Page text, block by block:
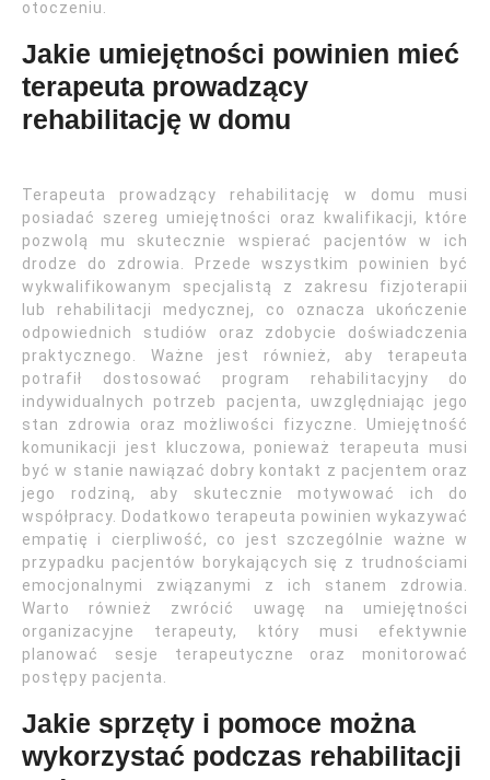
otoczeniu.
Jakie umiejętności powinien mieć
terapeuta prowadzący
rehabilitację w domu
Terapeuta prowadzący rehabilitację w domu musi
posiadać szereg umiejętności oraz kwalifikacji, które
pozwolą mu skutecznie wspierać pacjentów w ich
drodze do zdrowia. Przede wszystkim powinien być
wykwalifikowanym specjalistą z zakresu fizjoterapii
lub rehabilitacji medycznej, co oznacza ukończenie
odpowiednich studiów oraz zdobycie doświadczenia
praktycznego. Ważne jest również, aby terapeuta
potrafił dostosować program rehabilitacyjny do
indywidualnych potrzeb pacjenta, uwzględniając jego
stan zdrowia oraz możliwości fizyczne. Umiejętność
komunikacji jest kluczowa, ponieważ terapeuta musi
być w stanie nawiązać dobry kontakt z pacjentem oraz
jego rodziną, aby skutecznie motywować ich do
współpracy. Dodatkowo terapeuta powinien wykazywać
empatię i cierpliwość, co jest szczególnie ważne w
przypadku pacjentów borykających się z trudnościami
emocjonalnymi związanymi z ich stanem zdrowia.
Warto również zwrócić uwagę na umiejętności
organizacyjne terapeuty, który musi efektywnie
planować sesje terapeutyczne oraz monitorować
postępy pacjenta.
Jakie sprzęty i pomoce można
wykorzystać podczas rehabilitacji